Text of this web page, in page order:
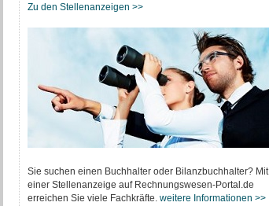
Zu den Stellenanzeigen >>
Sie suchen einen Buchhalter oder Bilanzbuchhalter? Mit
einer Stellenanzeige auf Rechnungswesen-Portal.de
erreichen Sie viele Fachkräfte. weitere Informationen >>